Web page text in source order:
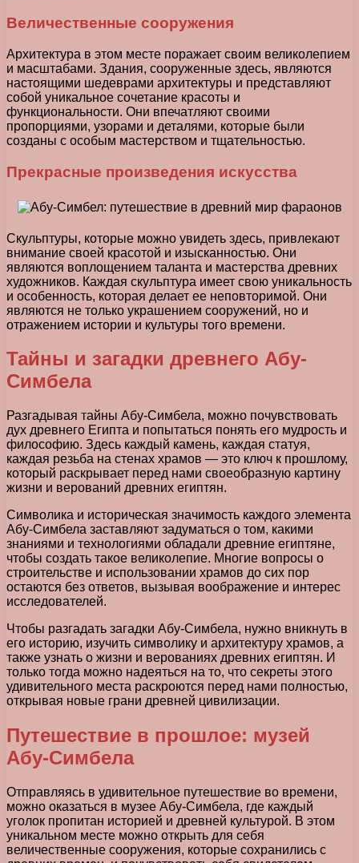
Величественные сооружения
Архитектура в этом месте поражает своим великолепием
и масштабами. Здания, сооруженные здесь, являются
настоящими шедеврами архитектуры и представляют
собой уникальное сочетание красоты и
функциональности. Они впечатляют своими
пропорциями, узорами и деталями, которые были
созданы с особым мастерством и тщательностью.
Прекрасные произведения искусства
Скульптуры, которые можно увидеть здесь, привлекают
внимание своей красотой и изысканностью. Они
являются воплощением таланта и мастерства древних
художников. Каждая скульптура имеет свою уникальность
и особенность, которая делает ее неповторимой. Они
являются не только украшением сооружений, но и
отражением истории и культуры того времени.
Тайны и загадки древнего Абу-
Симбела
Разгадывая тайны Абу-Симбела, можно почувствовать
дух древнего Египта и попытаться понять его мудрость и
философию. Здесь каждый камень, каждая статуя,
каждая резьба на стенах храмов — это ключ к прошлому,
который раскрывает перед нами своеобразную картину
жизни и верований древних египтян.
Символика и историческая значимость каждого элемента
Абу-Симбела заставляют задуматься о том, какими
знаниями и технологиями обладали древние египтяне,
чтобы создать такое великолепие. Многие вопросы о
строительстве и использовании храмов до сих пор
остаются без ответов, вызывая воображение и интерес
исследователей.
Чтобы разгадать загадки Абу-Симбела, нужно вникнуть в
его историю, изучить символику и архитектуру храмов, а
также узнать о жизни и верованиях древних египтян. И
только тогда можно надеяться на то, что секреты этого
удивительного места раскроются перед нами полностью,
открывая новые грани древней цивилизации.
Путешествие в прошлое: музей
Абу-Симбела
Отправляясь в удивительное путешествие во времени,
можно оказаться в музее Абу-Симбела, где каждый
уголок пропитан историей и древней культурой. В этом
уникальном месте можно открыть для себя
величественные сооружения, которые сохранились с